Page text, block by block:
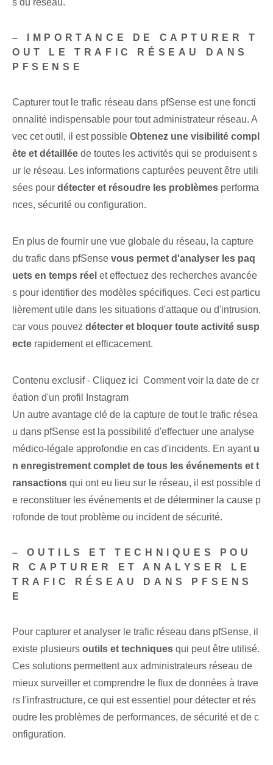
s du réseau.
– IMPORTANCE DE CAPTURER T
OUT LE TRAFIC RÉSEAU DANS
PFSENSE
Capturer tout le trafic réseau dans pfSense est une foncti
onnalité indispensable pour tout administrateur réseau. A
vec cet outil, il est possible Obtenez une visibilité compl
ète et détaillée de toutes les activités qui se produisent s
ur le réseau. Les informations capturées peuvent être utili
sées pour détecter et résoudre les problèmes performa
nces, sécurité ou configuration.
En plus de fournir une vue globale du réseau, la capture
du trafic dans pfSense vous permet d'analyser les paq
uets en temps réel et effectuez des recherches avancée
s pour identifier des modèles spécifiques. Ceci est particu
lièrement utile dans les situations d'attaque ou d'intrusion,
car vous pouvez détecter et bloquer toute activité susp
ecte rapidement et efficacement.
Contenu exclusif - Cliquez ici Comment voir la date de cr
éation d'un profil Instagram
Un autre avantage clé de la capture de tout le trafic résea
u dans pfSense est la possibilité d'effectuer une analyse
médico-légale approfondie en cas d'incidents. En ayant u
n enregistrement complet de tous les événements et t
ransactions qui ont eu lieu sur le réseau, il est possible d
e reconstituer les événements et de déterminer la cause p
rofonde de tout problème ou incident de sécurité.
– OUTILS ET TECHNIQUES POU
R CAPTURER ET ANALYSER LE
TRAFIC RÉSEAU DANS PFSENS
E
Pour capturer et analyser le trafic réseau dans pfSense, il
existe plusieurs outils et techniques qui peut être utilisé.
Ces solutions permettent aux administrateurs réseau de
mieux surveiller et comprendre le flux de données à trave
rs l'infrastructure, ce qui est essentiel pour détecter et rés
oudre les problèmes de performances, de sécurité et de c
onfiguration.